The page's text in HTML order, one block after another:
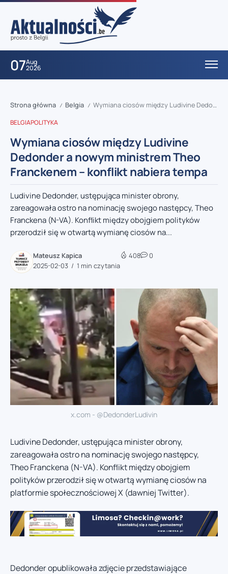
07Aug
2026
Strona główna / Belgia / Wymiana ciosów między Ludivine Dedonder a nowym ministrem Theo Franckenem – konflikt nabiera tempa
BELGIAPOLITYKA
Wymiana ciosów między Ludivine
Dedonder a nowym ministrem Theo
Franckenem – konflikt nabiera tempa
Ludivine Dedonder, ustępująca minister obrony,
zareagowała ostro na nominację swojego następcy, Theo
Franckena (N-VA). Konflikt między obojgiem polityków
przerodził się w otwartą wymianę ciosów na...
Mateusz Kapica
2025-02-03
1 min czytania
408 0
x.com - @DedonderLudivin
Ludivine Dedonder, ustępująca minister obrony,
zareagowała ostro na nominację swojego następcy,
Theo Franckena (N-VA). Konflikt między obojgiem
polityków przerodził się w otwartą wymianę ciosów na
platformie społecznościowej X (dawniej Twitter).
Dedonder opublikowała zdjęcie przedstawiające